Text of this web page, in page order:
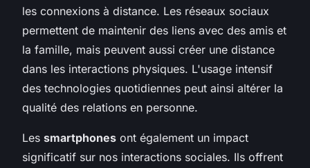
les connexions à distance. Les réseaux sociaux
permettent de maintenir des liens avec des amis et
la famille, mais peuvent aussi créer une distance
dans les interactions physiques. L'usage intensif
des technologies quotidiennes peut ainsi altérer la
qualité des relations en personne.
Les smartphones ont également un impact
significatif sur nos interactions sociales. Ils offrent